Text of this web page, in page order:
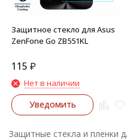
Защитное стекло для Asus
ZenFone Go ZB551KL
115 ₽
Нет в наличии
Уведомить
Защитные стекла и пленки